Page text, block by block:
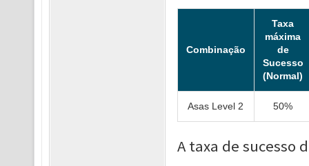
Combinação
Taxa
máxima
de
Sucesso
(Normal)
Asas Level 2 50%
A taxa de sucesso